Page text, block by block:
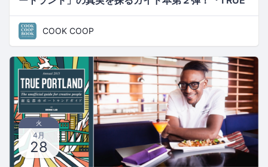
PORTLAND』刊行イベント〜ポートランドを食べよ
う！スペシャルランチコース〜
COOK COOP
火
4月
28